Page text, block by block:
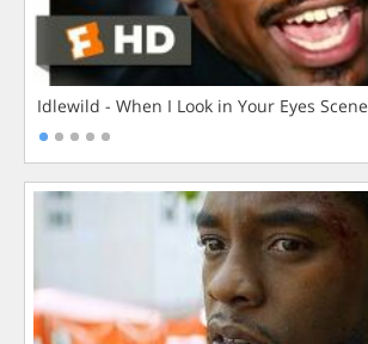
Idlewild - When I Look in Your Eyes Scene